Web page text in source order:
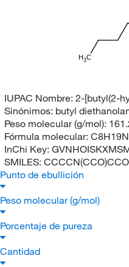
H3C
IUPAC Nombre: 2-[butyl(2-
Sinónimos: butyl
Peso molecular (g/mol):
Fórmula molecular:
InChi Key:
SMILES: CCCCN(CCO)CCO
Punto de ebullición
Peso molecular (g/mol)
Porcentaje de pureza
Cantidad